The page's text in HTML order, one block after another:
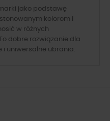
jako podstawę
kolorom i
w różnych
dobre rozwiązanie dla
i uniwersalne ubrania.